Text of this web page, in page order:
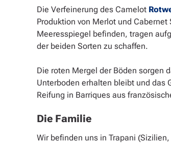
Die Verfeinerung des Camelot
Produktion von Merlot und
Meeresspiegel befinden, tragen
der beiden Sorten zu schaffen.
Die roten Mergel der Böden sorgen
Unterboden erhalten bleibt und das
Reifung in Barriques aus
Die Familie
Wir befinden uns in Trapani